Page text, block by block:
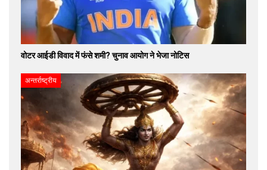
वोटर आईडी विवाद में फंसे शमी? चुनाव आयोग ने भेजा नोटिस
अन्तर्राष्ट्रीय